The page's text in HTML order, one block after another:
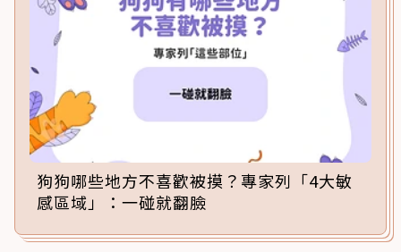
狗狗哪些地方不喜歡被摸？專家列「4大敏
感區域」：一碰就翻臉